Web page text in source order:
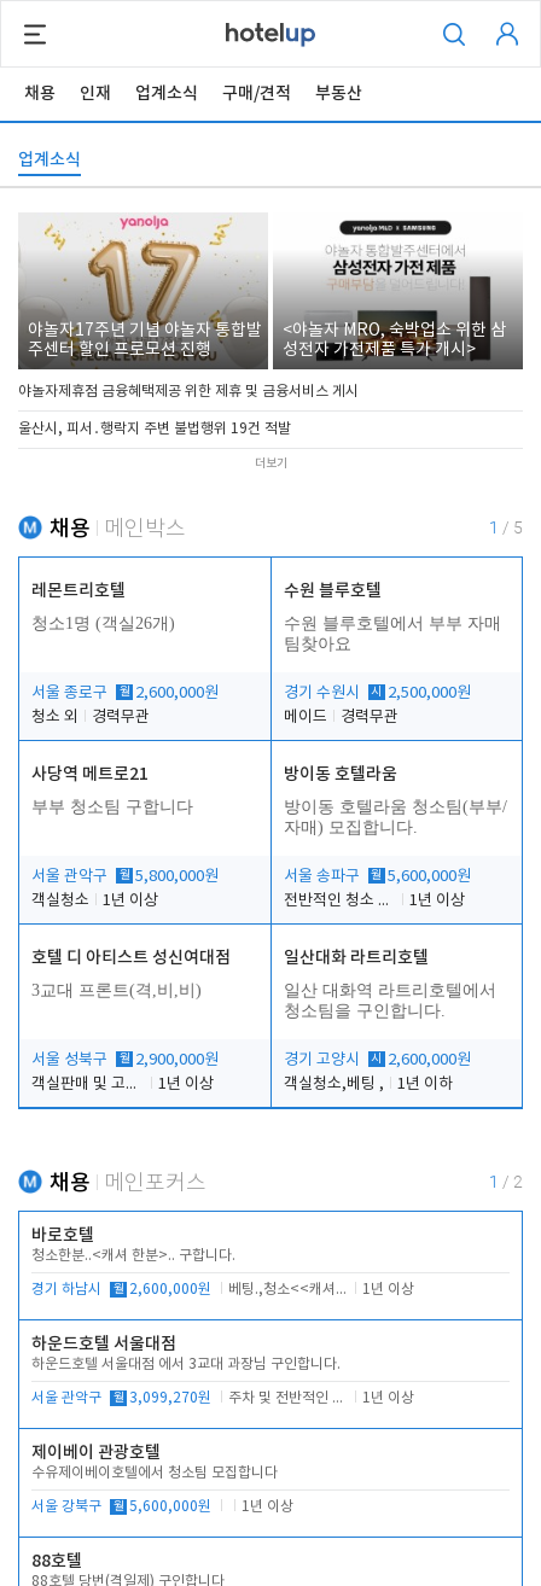
채용 인재 업계소식 구매/견적 부동산
업계소식
야놀자17주년 기념 야놀자 통합발
주센터 할인 프로모션 진행
<야놀자 MRO, 숙박업소 위한 삼
성전자 가전제품 특가 개시>
야놀자제휴점 금융혜택제공 위한 제휴 및 금융서비스 게시
울산시, 피서․행락지 주변 불법행위 19건 적발
더보기
채용 메인박스 1 / 5
레몬트리호텔
청소1명 (객실26개)
서울 종로구 월 2,600,000원
청소 외
경력무관
수원 블루호텔
수원 블루호텔에서 부부 자매
팀찾아요
경기 수원시 시
2,500,000원
메이드
경력무관
사당역 메트로21
부부 청소팀 구합니다
서울 관악구 월 5,800,000원
객실청소
1년 이상
방이동 호텔라움
방이동 호텔라움 청소팀(부부/
자매) 모집합니다.
서울 송파구 월 5,600,000원
전반적인 청소 업무(객실청소.객실정리)
1년 이상
호텔 디 아티스트 성신여대점
3교대 프론트(격,비,비)
서울 성북구 월 2,900,000원
객실판매 및 고객응대
1년 이상
일산대화 라트리호텔
일산 대화역 라트리호텔에서
청소팀을 구인합니다.
경기 고양시 시
2,600,000원
객실청소,베팅 ,
1년 이하
채용 메인포커스 1 / 2
바로호텔
청소한분..<캐셔 한분>.. 구합니다.
경기 하남시 월 2,600,000원 베팅.,청소<<캐셔 모셔봅니다. 1년 이상
하운드호텔 서울대점
하운드호텔 서울대점 에서 3교대 과장님 구인합니다.
서울 관악구 월 3,099,270원 주차 및 전반적인 당번업무 1년 이상
제이베이 관광호텔
수유제이베이호텔에서 청소팀 모집합니다
서울 강북구 월 5,600,000원 1년 이상
88호텔
88호텔 당번(격일제) 구인합니다